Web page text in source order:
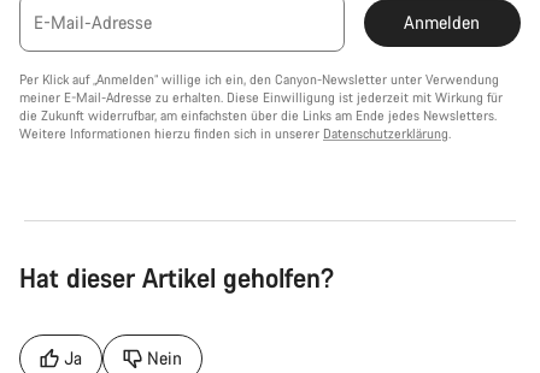
E-Mail-Adresse Anmelden
Per Klick auf „Anmelden“ willige ich ein, den Canyon-Newsletter unter Verwendung
meiner E-Mail-Adresse zu erhalten. Diese Einwilligung ist jederzeit mit Wirkung für
die Zukunft widerrufbar, am einfachsten über die Links am Ende jedes Newsletters.
Weitere Informationen hierzu finden sich in unserer Datenschutzerklärung.
Hat dieser Artikel geholfen?
Ja Nein